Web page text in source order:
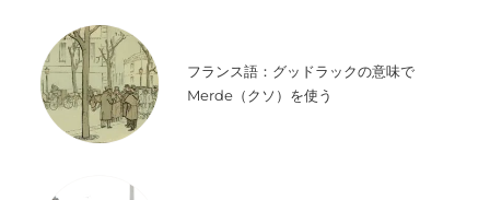
フランス語：グッドラックの意味で
Merde（クソ）を使う